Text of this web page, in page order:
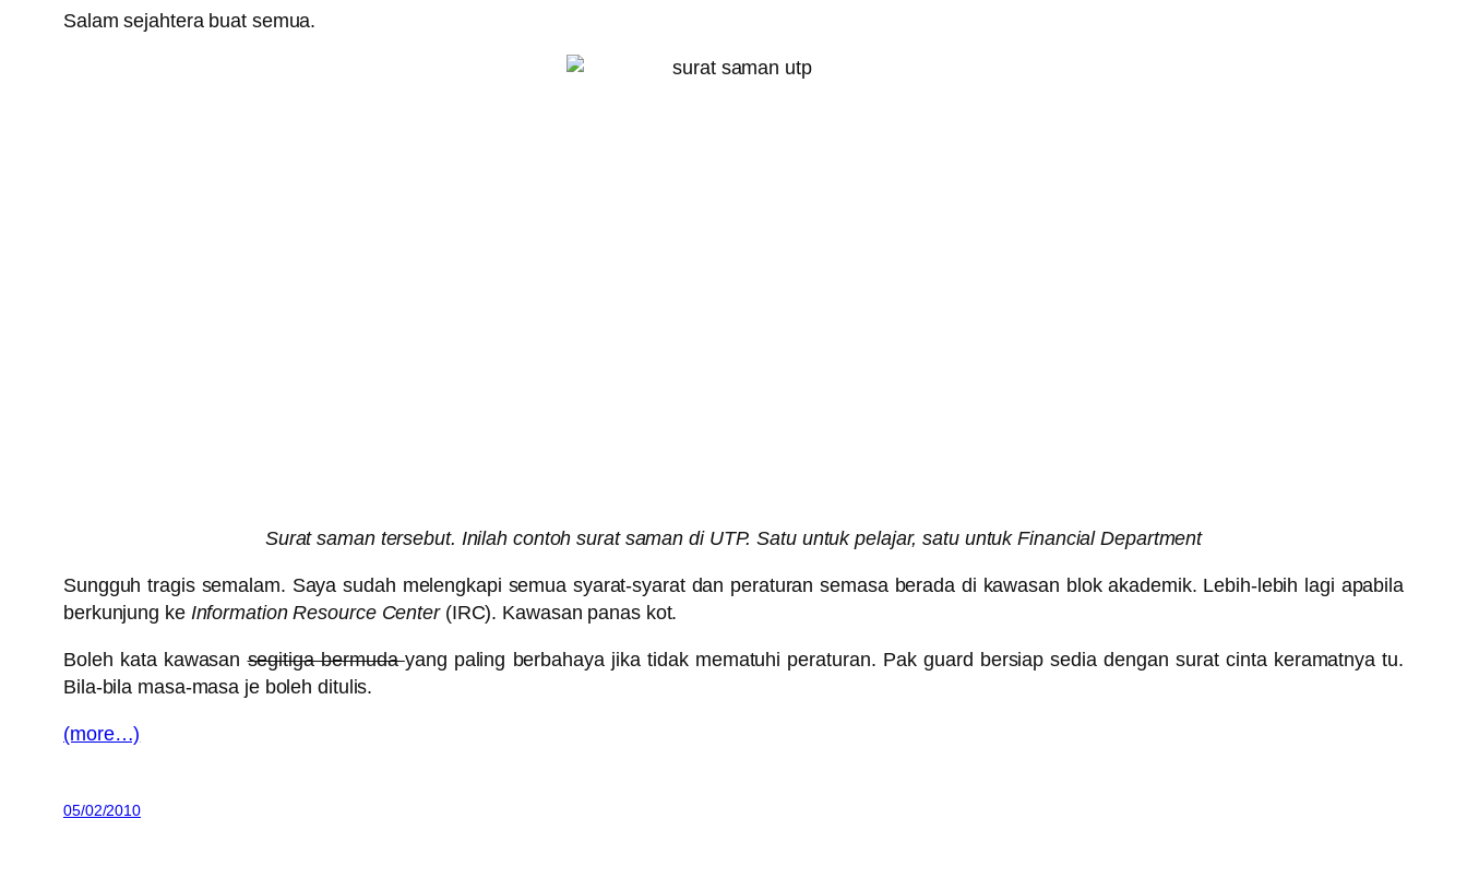
Salam sejahtera buat semua.
Surat saman tersebut. Inilah contoh surat saman di UTP. Satu untuk pelajar, satu untuk Financial Department
Sungguh tragis semalam. Saya sudah melengkapi semua syarat-syarat dan peraturan semasa berada di kawasan blok akademik. Lebih-lebih lagi apabila
berkunjung ke Information Resource Center(IRC). Kawasan panas kot.
Boleh kata kawasansegitiga bermudayang paling berbahaya jika tidak mematuhi peraturan. Pak guard bersiap sedia dengan surat cinta keramatnya tu.
Bila-bila masa-masa je boleh ditulis.
(more…)
05/02/2010